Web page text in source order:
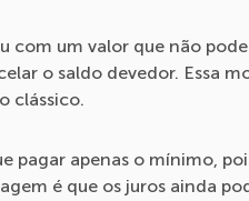
com um valor que não
o saldo devedor. Essa
clássico.
pagar apenas o mínimo,
é que os juros ainda